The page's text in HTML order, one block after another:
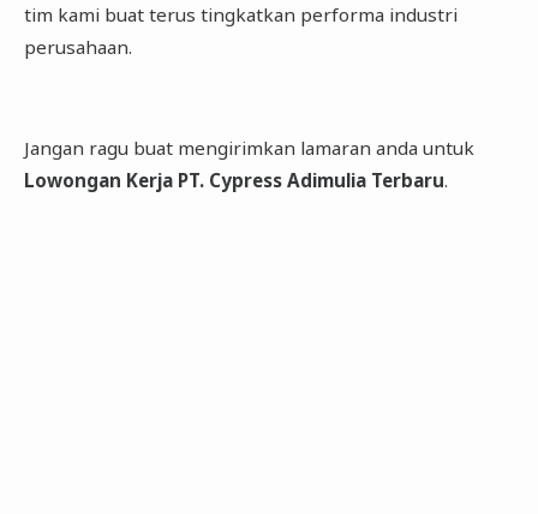
tim kami buat terus tingkatkan performa industri
perusahaan.
Jangan ragu buat mengirimkan lamaran anda untuk
Lowongan Kerja PT. Cypress Adimulia Terbaru.